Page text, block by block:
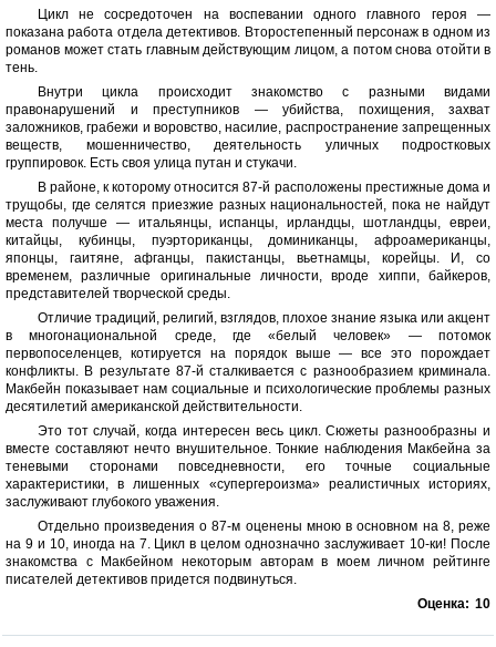
Цикл не сосредоточен на воспевании одного главного героя —
показана работа отдела детективов. Второстепенный персонаж в одном из
романов может стать главным действующим лицом, а потом снова отойти в
тень.
Внутри цикла происходит знакомство с разными видами
правонарушений и преступников — убийства, похищения, захват
заложников, грабежи и воровство, насилие, распространение запрещенных
веществ, мошенничество, деятельность уличных подростковых
группировок. Есть своя улица путан и стукачи.
В районе, к которому относится 87-й расположены престижные дома и
трущобы, где селятся приезжие разных национальностей, пока не найдут
места получше — итальянцы, испанцы, ирландцы, шотландцы, евреи,
китайцы, кубинцы, пуэрториканцы, доминиканцы, афроамериканцы,
японцы, гаитяне, афганцы, пакистанцы, вьетнамцы, корейцы. И, со
временем, различные оригинальные личности, вроде хиппи, байкеров,
представителей творческой среды.
Отличие традиций, религий, взглядов, плохое знание языка или акцент
в многонациональной среде, где «белый человек» — потомок
первопоселенцев, котируется на порядок выше — все это порождает
конфликты. В результате 87-й сталкивается с разнообразием криминала.
Макбейн показывает нам социальные и психологические проблемы разных
десятилетий американской действительности.
Это тот случай, когда интересен весь цикл. Сюжеты разнообразны и
вместе составляют нечто внушительное. Тонкие наблюдения Макбейна за
теневыми сторонами повседневности, его точные социальные
характеристики, в лишенных «супергероизма» реалистичных историях,
заслуживают глубокого уважения.
Отдельно произведения о 87-м оценены мною в основном на 8, реже
на 9 и 10, иногда на 7. Цикл в целом однозначно заслуживает 10-ки! После
знакомства с Макбейном некоторым авторам в моем личном рейтинге
писателей детективов придется подвинуться.
Оценка: 10